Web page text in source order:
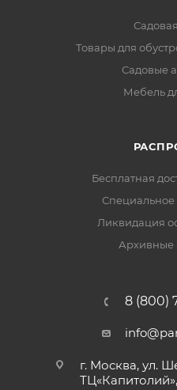
Товары для
Садовые
Мебель
Бесплатная
Ликвидация
Архивные
8 (800)
г. Москва, ул.